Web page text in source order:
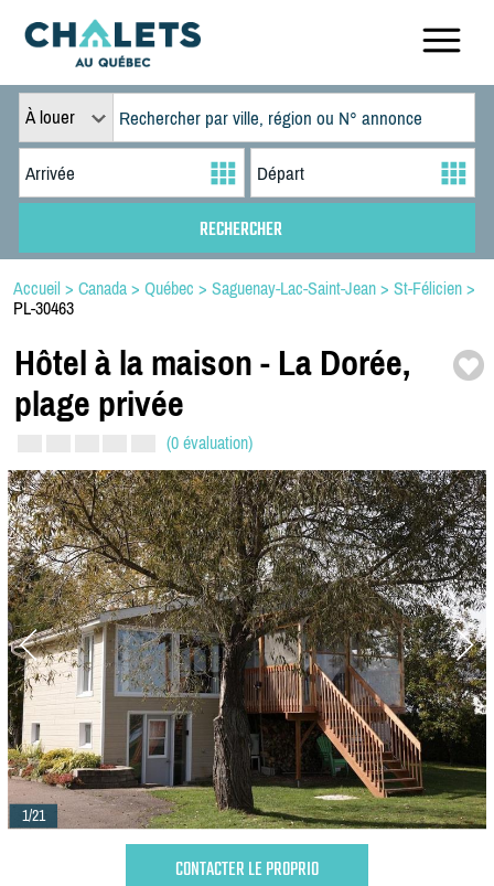
À louer
Accueil > Canada > Québec > Saguenay-Lac-Saint-Jean > St-Félicien >
PL-30463
Hôtel à la maison - La Dorée,
plage privée
(0 évaluation)
1/21
CONTACTER LE PROPRIO